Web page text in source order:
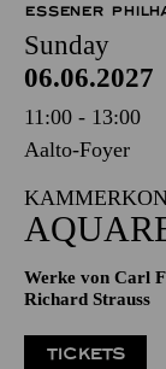
ESSENER
Sunday
06.06.2027
11:00 - 13:00
Aalto-Foyer
Werke von Carl
Richard Strauss
TICKETS